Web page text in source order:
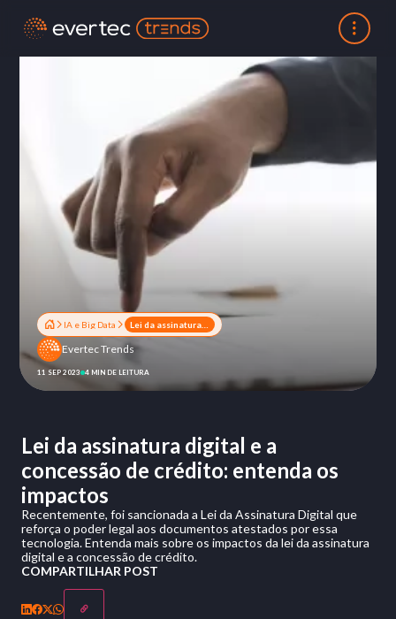
IA e Big Data
Evertec Trends
11 SEP 2023 4 MIN DE LEITURA
Lei da assinatura digital e a
concessão de crédito: entenda os
impactos
Recentemente, foi sancionada a Lei da Assinatura Digital que
reforça o poder legal aos documentos atestados por essa
tecnologia. Entenda mais sobre os impactos da lei da assinatura
digital e a concessão de crédito.
COMPARTILHAR POST